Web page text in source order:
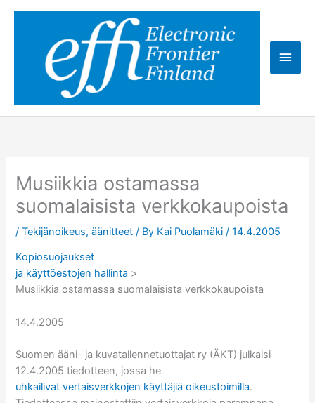
Main
Musiikkia ostamassa
suomalaisista verkkokaupoista
/Tekijänoikeus, äänitteet / By Kai Puolamäki/14.4.2005
Kopiosuojaukset
ja käyttöestojen hallinta >
Musiikkia ostamassa suomalaisista verkkokaupoista
14.4.2005
Suomen ääni- ja kuvatallennetuottajat ry (ÄKT) julkaisi
12.4.2005 tiedotteen, jossa he
uhkailivat vertaisverkkojen käyttäjiä oikeustoimilla.